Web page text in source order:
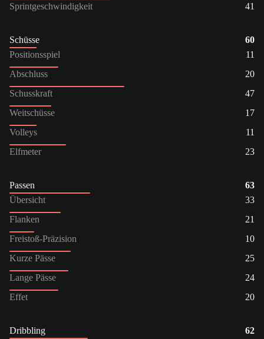
Sprintgeschwindigkeit
41
Schüsse
60
Positionsspiel
11
Abschluss
20
Schusskraft
47
Weitschüsse
17
Volleys
11
Elfmeter
23
Passen
63
Übersicht
33
Flanken
21
Freistoß-Präzision
10
Kurze Pässe
25
Lange Pässe
24
Effet
20
Dribbling
62